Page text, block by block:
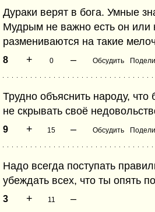
Дураки верят в бога. Умные
Мудрым не важно есть он или
размениваются на такие
8 + 0 – Обсудить
Трудно объяснить народу, что
не скрывать своё
9 + 15 – Обсудить
Надо всегда поступать
убеждать всех, что ты опять
3 + 11 –